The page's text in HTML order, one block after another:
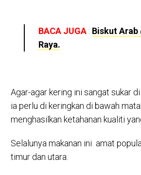
BACA JUGA : Biskut Arab
Raya.
Agar-agar kering ini sangat sukar
ia perlu di keringkan di bawah
menghasilkan ketahanan kualiti
Selalunya makanan ini amat
timur dan utara.